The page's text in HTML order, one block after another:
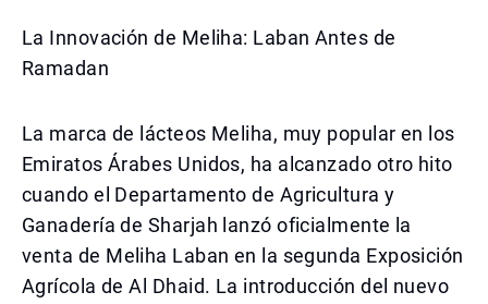
La Innovación de Meliha: Laban Antes de
Ramadan
La marca de lácteos Meliha, muy popular en los
Emiratos Árabes Unidos, ha alcanzado otro hito
cuando el Departamento de Agricultura y
Ganadería de Sharjah lanzó oficialmente la
venta de Meliha Laban en la segunda Exposición
Agrícola de Al Dhaid. La introducción del nuevo